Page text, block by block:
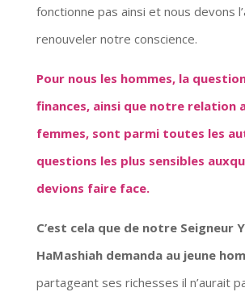
fonctionne pas ainsi et nous devons
renouveler notre conscience.
Pour nous les hommes, la
finances, ainsi que notre relation
femmes, sont parmi toutes les
questions les plus sensibles
devions faire face.
C’est cela que de notre Seigneur
HaMashiah demanda au jeune
partageant ses richesses il n’aurait